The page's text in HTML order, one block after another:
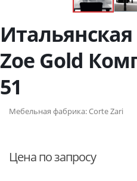
Итальянская
Zoe Gold
51
Мебельная фабрика:Corte Zari
Цена по запросу